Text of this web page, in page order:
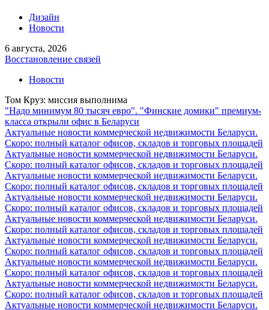
Дизайн
Новости
6 августа, 2026
Восстановление связей
Новости
Том Круз: миссия выполнима
"Надо минимум 80 тысяч евро". "Финские домики" премиум-
класса открыли офис в Беларуси
Актуальные новости коммерческой недвижимости Беларуси.
Скоро: полный каталог офисов, складов и торговых площадей
Актуальные новости коммерческой недвижимости Беларуси.
Скоро: полный каталог офисов, складов и торговых площадей
Актуальные новости коммерческой недвижимости Беларуси.
Скоро: полный каталог офисов, складов и торговых площадей
Актуальные новости коммерческой недвижимости Беларуси.
Скоро: полный каталог офисов, складов и торговых площадей
Актуальные новости коммерческой недвижимости Беларуси.
Скоро: полный каталог офисов, складов и торговых площадей
Актуальные новости коммерческой недвижимости Беларуси.
Скоро: полный каталог офисов, складов и торговых площадей
Актуальные новости коммерческой недвижимости Беларуси.
Скоро: полный каталог офисов, складов и торговых площадей
Актуальные новости коммерческой недвижимости Беларуси.
Скоро: полный каталог офисов, складов и торговых площадей
Актуальные новости коммерческой недвижимости Беларуси.